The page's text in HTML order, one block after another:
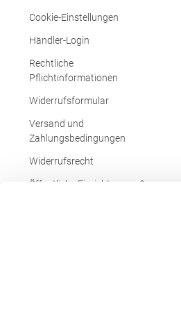
Cookie-Einstellungen
Händler-Login
Rechtliche
Pflichtinformationen
Widerrufsformular
Versand und
Zahlungsbedingungen
Widerrufsrecht
Öffentliche Einrichtungen &